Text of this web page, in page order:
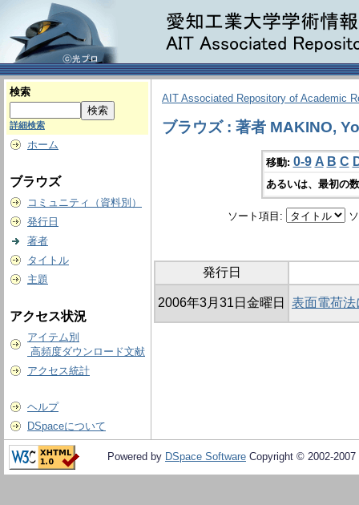
検索
詳細検索
ホーム
ブラウズ
コミュニティ（資料別）
発行日
著者
タイトル
主題
アクセス状況
アイテム別
高頻度ダウンロード文献
アクセス統計
ヘルプ
DSpaceについて
AIT Associated Repository of Academic
ブラウズ : 著者 MAKINO,
移動: 0-9 A B C
あるいは、最初の
ソート項目:
発行日
2006年3月31日金曜日 表面電荷
Powered by DSpace Software Copyright © 2002-2007